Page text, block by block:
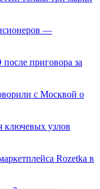
—
приговора за
с Москвой о
узлов
Rozetka в